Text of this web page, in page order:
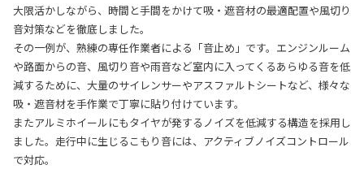
大限活かしながら、時間と手間をかけて吸・遮音材の最適配置や風切り
音対策などを徹底しました。
その一例が、熟練の専任作業者による「音止め」です。エンジンルーム
や路面からの音、風切り音や雨音など室内に入ってくるあらゆる音を低
減するために、大量のサイレンサーやアスファルトシートなど、様々な
吸・遮音材を手作業で丁寧に貼り付けています。
またアルミホイールにもタイヤが発するノイズを低減する構造を採用し
ました。走行中に生じるこもり音には、アクティブノイズコントロール
で対応。